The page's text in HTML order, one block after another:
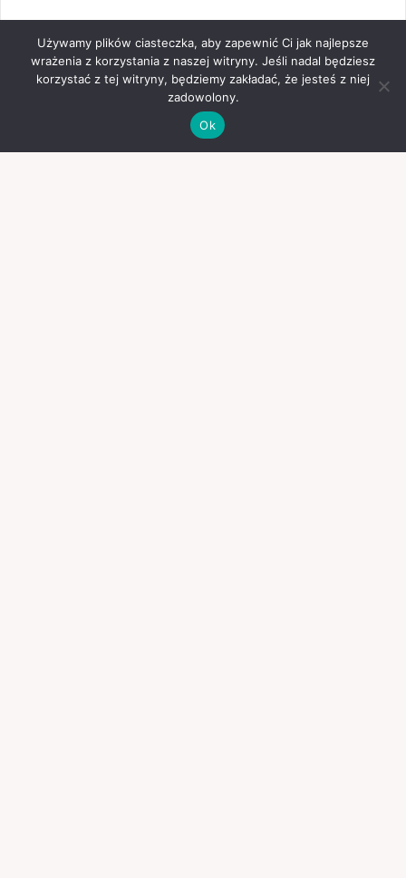
Używamy plików ciasteczka, aby zapewnić Ci jak najlepsze
wrażenia z korzystania z naszej witryny. Jeśli nadal będziesz
korzystać z tej witryny, będziemy zakładać, że jesteś z niej
zadowolony.
Ok